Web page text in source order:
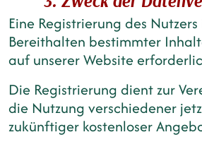
Eine Registrierung des
Bereithalten bestimmter
auf unserer Website
Die Registrierung dient zur
die Nutzung verschiedener
zukünftiger kostenloser